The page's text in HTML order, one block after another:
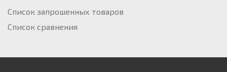
Список запрошенных товаров
Список сравнения